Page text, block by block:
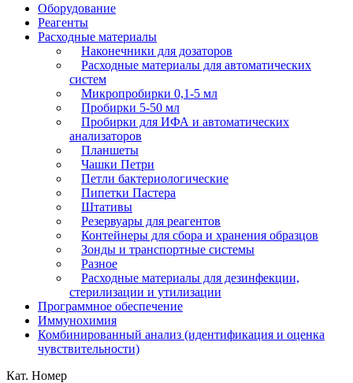
Оборудование
Реагенты
Расходные материалы
Наконечники для дозаторов
Расходные материалы для автоматических
систем
Микропробирки 0,1-5 мл
Пробирки 5-50 мл
Пробирки для ИФА и автоматических
анализаторов
Планшеты
Чашки Петри
Петли бактериологические
Пипетки Пастера
Штативы
Резервуары для реагентов
Контейнеры для сбора и хранения образцов
Зонды и транспортные системы
Разное
Расходные материалы для дезинфекции,
стерилизации и утилизации
Программное обеспечение
Иммунохимия
Комбинированный анализ (идентификация и оценка
чувствительности)
Кат. Номер